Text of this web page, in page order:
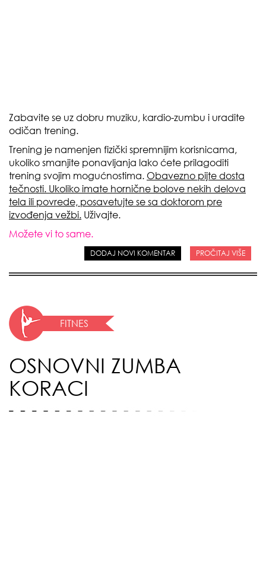
Zabavite se uz dobru muziku, kardio-zumbu i uradite
odičan trening.
Trening je namenjen fizički spremnijim korisnicama,
ukoliko smanjite ponavljanja lako ćete prilagoditi
trening svojim mogućnostima. Obavezno pijte dosta
tečnosti. Ukoliko imate hornične bolove nekih delova
tela ili povrede, posavetujte se sa doktorom pre
izvođenja vežbi. Uživajte.
Možete vi to same.
DODAJ NOVI KOMENTAR PROČITAJ VIŠE
FITNES
OSNOVNI ZUMBA
KORACI